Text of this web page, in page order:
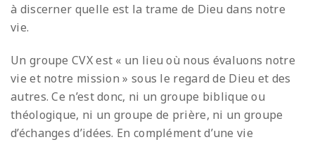
à discerner quelle est la trame de Dieu dans notre
vie.
Un groupe CVX est « un lieu où nous évaluons notre
vie et notre mission » sous le regard de Dieu et des
autres. Ce n’est donc, ni un groupe biblique ou
théologique, ni un groupe de prière, ni un groupe
d’échanges d’idées. En complément d’une vie